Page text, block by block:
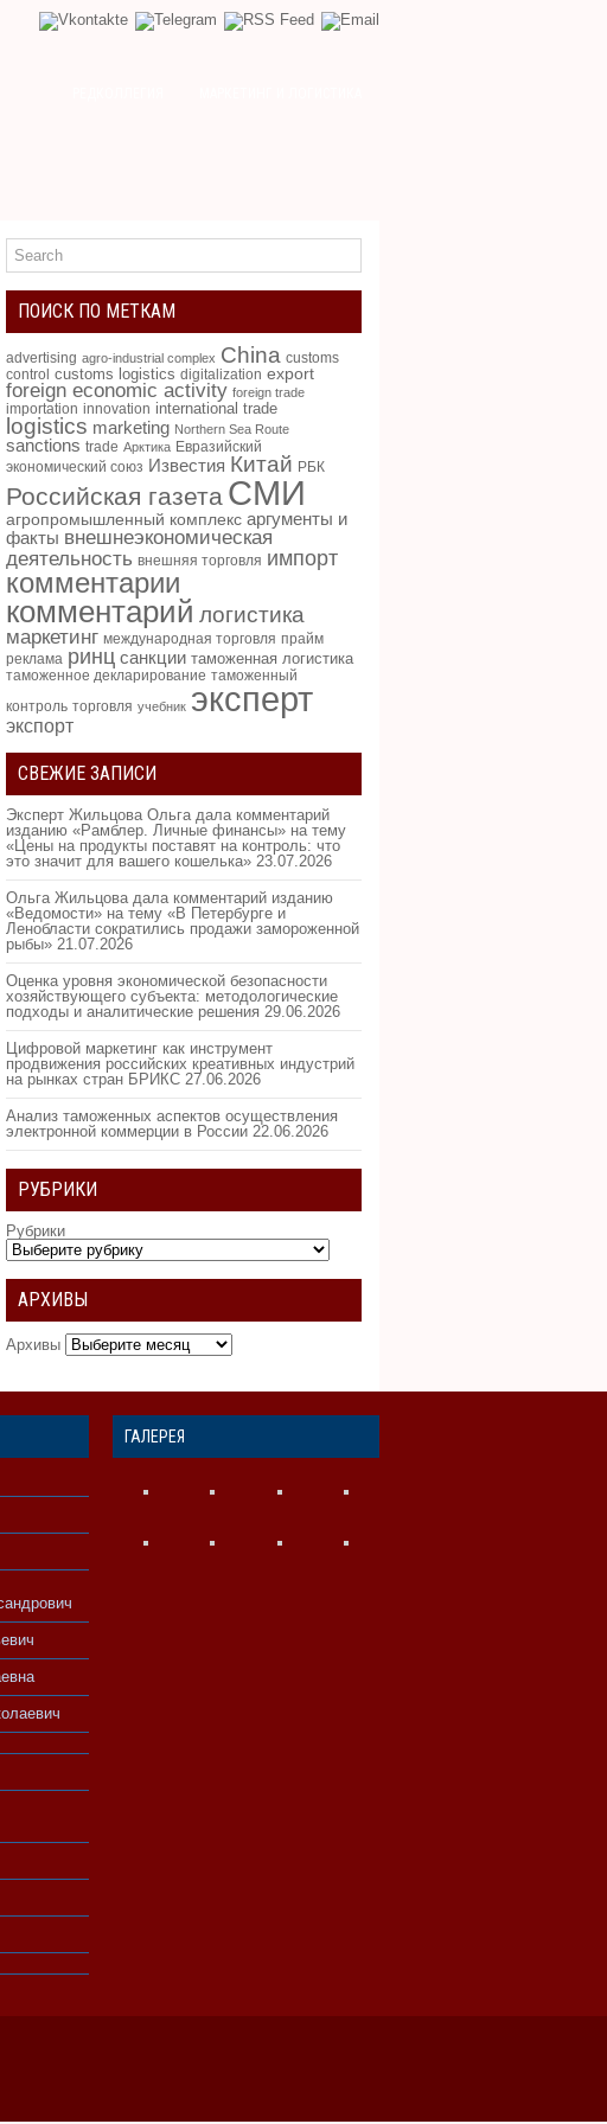
ПОИСК ПО МЕТКАМ
advertising agro-industrial complex China customs
control customs logistics digitalization export
foreign economic activity foreign trade
importation innovation international trade
logistics marketing Northern Sea Route
sanctions trade Арктика Евразийский
экономический союз Известия Китай РБК
Российская газета СМИ
агропромышленный комплекс аргументы и
факты внешнеэкономическая
деятельность внешняя торговля импорт
комментарии
комментарий логистика
маркетинг международная торговля прайм
реклама ринц санкции таможенная логистика
таможенное декларирование таможенный
контроль торговля учебник эксперт
экспорт
СВЕЖИЕ ЗАПИСИ
Эксперт Жильцова Ольга дала комментарий
изданию «Рамблер. Личные финансы» на тему
«Цены на продукты поставят на контроль: что
это значит для вашего кошелька» 23.07.2026
Ольга Жильцова дала комментарий изданию
«Ведомости» на тему «В Петербурге и
Ленобласти сократились продажи замороженной
рыбы» 21.07.2026
Оценка уровня экономической безопасности
хозяйствующего субъекта: методологические
подходы и аналитические решения 29.06.2026
Цифровой маркетинг как инструмент
продвижения российских креативных индустрий
на рынках стран БРИКС 27.06.2026
Анализ таможенных аспектов осуществления
электронной коммерции в России 22.06.2026
РУБРИКИ
Рубрики
АРХИВЫ
Архивы
ГАЛЕРЕЯ